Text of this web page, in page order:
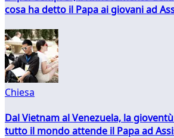
cosa ha detto il Papa ai giovani ad
Chiesa
Dal Vietnam al Venezuela, la
tutto il mondo attende il Papa ad